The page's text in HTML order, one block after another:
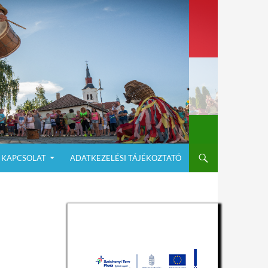
KAPCSOLAT ADATKEZELÉSI TÁJÉKOZTATÓ